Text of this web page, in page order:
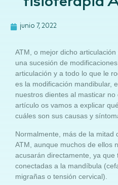
junio 7, 2022
ATM, o mejor dicho
una sucesión de
articulación y a todo lo que le
es la modificación mandibular,
nuestros dientes al masticar
artículo os vamos a explicar
cuáles son sus causas y
Normalmente, más de la mitad
ATM, aunque muchos de ellos
acusarán directamente, ya
conectadas a la mandíbula
migrañas o tensión cervical).